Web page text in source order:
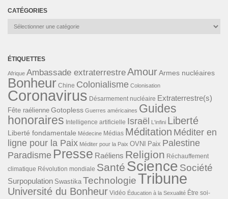
CATÉGORIES
Catégories
ÉTIQUETTES
Afrique Ambassade extraterrestreAmourArmes nucléaires
Bonheur Chine Colonialisme Colonisation
Coronavirus Désarmement nucléaire Extraterrestre(s)
Fête raélienne Gotopless Guerres américaines Guides
honoraires Intelligence artificielle Israël L'infini Liberté
Liberté fondamentale Médecine Médias Méditation Méditer en
ligne pour la Paix Méditer pour la Paix OVNI Paix Palestine
Paradisme Presse Raéliens Religion Réchauffement
climatique Révolution mondiale Santé Science Société
Surpopulation Swastika TechnologieTribune
Université du Bonheur Vidéo Éducation à la Sexualité Être soi-